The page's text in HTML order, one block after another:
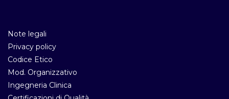
Note legali
Privacy policy
Codice Etico
Mod. Organizzativo
Ingegneria Clinica